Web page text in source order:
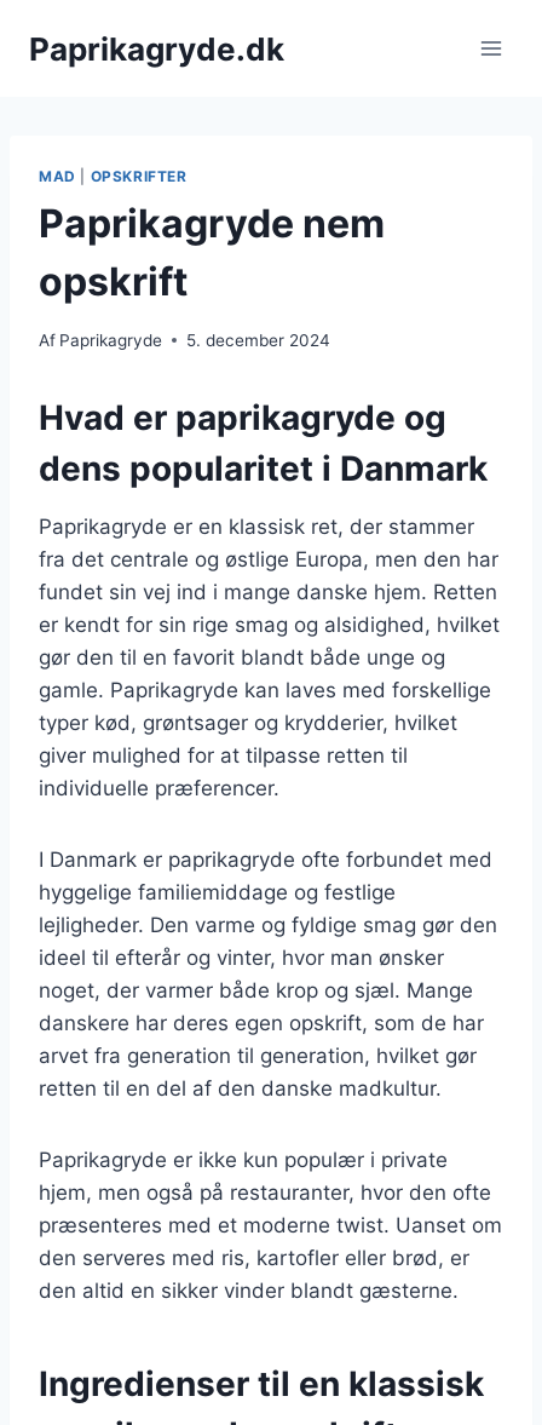
Paprikagryde.dk
MAD OPSKRIFTER
Paprikagryde nem
opskrift
Af Paprikagryde 5. december 2024
Hvad er paprikagryde og
dens popularitet i Danmark
Paprikagryde er en klassisk ret, der stammer
fra det centrale og østlige Europa, men den har
fundet sin vej ind i mange danske hjem. Retten
er kendt for sin rige smag og alsidighed, hvilket
gør den til en favorit blandt både unge og
gamle. Paprikagryde kan laves med forskellige
typer kød, grøntsager og krydderier, hvilket
giver mulighed for at tilpasse retten til
individuelle præferencer.
I Danmark er paprikagryde ofte forbundet med
hyggelige familiemiddage og festlige
lejligheder. Den varme og fyldige smag gør den
ideel til efterår og vinter, hvor man ønsker
noget, der varmer både krop og sjæl. Mange
danskere har deres egen opskrift, som de har
arvet fra generation til generation, hvilket gør
retten til en del af den danske madkultur.
Paprikagryde er ikke kun populær i private
hjem, men også på restauranter, hvor den ofte
præsenteres med et moderne twist. Uanset om
den serveres med ris, kartofler eller brød, er
den altid en sikker vinder blandt gæsterne.
Ingredienser til en klassisk